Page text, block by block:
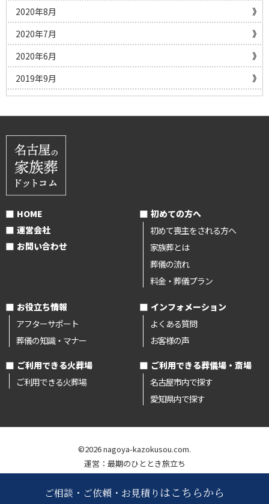
2020年8月
2020年7月
2020年6月
2019年9月
ご相談・ご依頼・お見積り はこちらから
HOME
運営会社
お問い合わせ
初めての方へ
初めて喪主をされる方へ
家族葬とは
葬儀の流れ
料金・葬儀プラン
お役立ち情報
アフターサポート
葬儀の知識・マナー
ご利用できる火葬場
ご利用できる火葬場
インフォメーション
よくある質問
お客様の声
ご利用できる葬儀場・斎場
名古屋市内で探す
愛知県内で探す
©2026 nagoya-kazokusou.com.
運営：最期のひととき旅立ち